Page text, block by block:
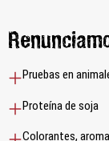
Pruebas en
Proteína de soja
Colorantes,